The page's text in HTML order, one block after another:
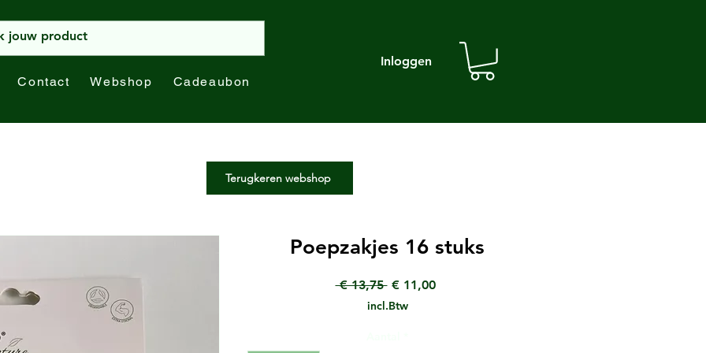
Contact Webshop Cadeaubon
Inloggen
Poepzakjes 16 stuks
€ 13,75 Normale
prijs
€ 11,00Verkoopprijs
incl.Btw
Terugkeren webshop